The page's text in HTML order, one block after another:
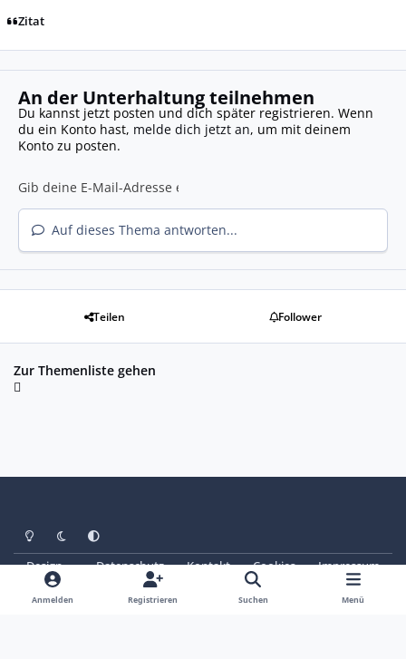
Zitat
An der Unterhaltung teilnehmen
Du kannst jetzt posten und dich später registrieren. Wenn
du ein Konto hast, melde dich jetzt an, um mit deinem
Konto zu posten.
Auf dieses Thema antworten...
Teilen Follower
Zur Themenliste gehen
Heller ModusDunkler Modus
Systemeinstellung
Design Datenschutz Kontakt Cookies
Impressum
© Copyright 2025 - SAABoteure e. V.
Powered by Invision Community
Anmelden Registrieren Suchen Menü